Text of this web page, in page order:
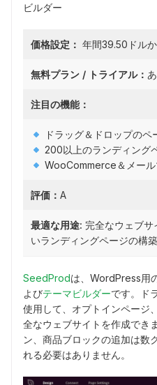
価格設定： 年間39.50ドル
無料プラン / トライアル：
注目の機能：
ドラッグ＆ドロップの
200以上のランディング
WooCommerce＆メー
評価： A
最適な用途: 完全なウェブ
いランディングページの構築
SeedProdは、WordPress用
よびテーマビルダーです。ド
使用して、オプトインページ
全なウェブサイトを作成でき
ン、商品ブロックの追加は数
れる必要はありません。